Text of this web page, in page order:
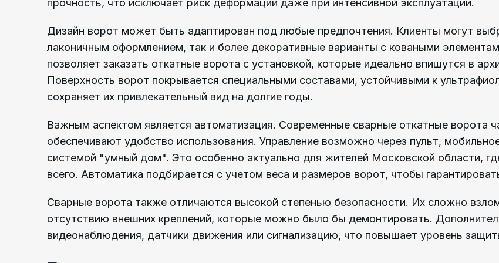
прочность, что исключает риск деформации даже при интенсивной эксплуатации.
Дизайн ворот может быть адаптирован под любые предпочтения. Клиенты могут
лаконичным оформлением, так и более декоративные варианты с коваными
позволяет заказать откатные ворота с установкой, которые идеально впишутся в
Поверхность ворот покрывается специальными составами, устойчивыми к
сохраняет их привлекательный вид на долгие годы.
Важным аспектом является автоматизация. Современные сварные откатные ворота
обеспечивают удобство использования. Управление возможно через пульт,
системой "умный дом". Это особенно актуально для жителей Московской области,
всего. Автоматика подбирается с учетом веса и размеров ворот, чтобы
Сварные ворота также отличаются высокой степенью безопасности. Их сложно
отсутствию внешних креплений, которые можно было бы демонтировать.
видеонаблюдения, датчики движения или сигнализацию, что повышает уровень